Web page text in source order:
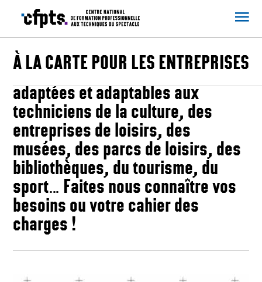
À LA CARTE POUR LES ENTREPRISES
Le CFPTS propose des formations
adaptées et adaptables aux
techniciens de la culture, des
entreprises de loisirs, des
musées, des parcs de loisirs, des
bibliothèques, du tourisme, du
sport… Faites nous connaître vos
besoins ou votre cahier des
charges !